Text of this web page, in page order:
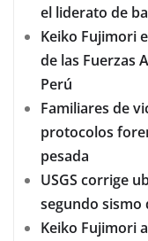
el liderato de
Keiko Fujimori
de las Fuerzas
Perú
Familiares de
protocolos
pesada
USGS corrige
segundo sismo
Keiko Fujimori